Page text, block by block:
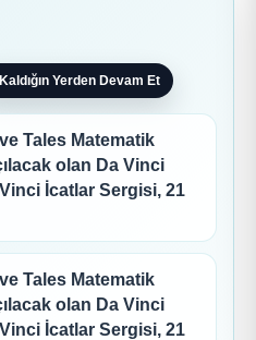
Kaldığın Yerden Devam Et
Tales Matematik
olan Da Vinci
İcatlar Sergisi, 21
Tales Matematik
olan Da Vinci
İcatlar Sergisi, 21